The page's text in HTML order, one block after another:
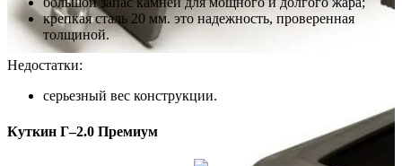
крепкая сталь 20 мм. это надежность, проверенная
толщиной.
Недостатки:
серьезный вес конструкции.
Куткин Г–2.0 Премиум